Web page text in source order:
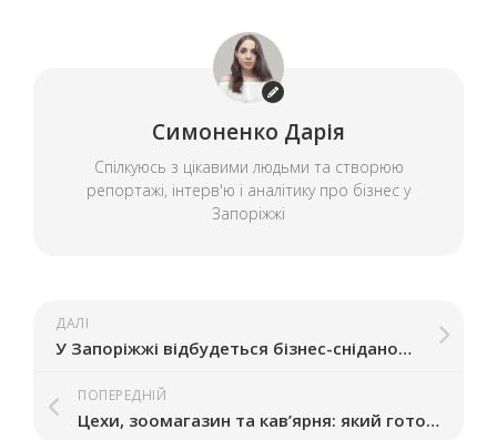
Симоненко Дарія
Спілкуюсь з цікавими людьми та створюю
репортажі, інтерв'ю і аналітику про бізнес у
Запоріжжі
ДАЛІ
У Запоріжжі відбудеться бізнес-сніданок з артлекторкою Льоною Радченко
ПОПЕРЕДНІЙ
Цехи, зоомагазин та кав’ярня: який готовий бізнес продають у Запоріжжі в березні